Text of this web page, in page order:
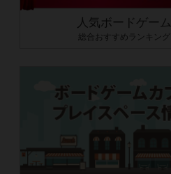
人気ボードゲーム
総合おすすめランキング